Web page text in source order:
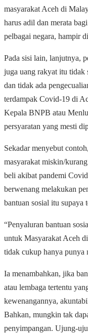
masyarakat Aceh di
harus adil dan merata
pelbagai negara, hampir
Pada sisi lain, lanjutnya,
juga uang rakyat itu tidak
dan tidak ada
terdampak Covid-19 di
Kepala BNPB atau
persyaratan yang mesti
Sekadar menyebut
masyarakat miskin/
beli akibat pandemi
berwenang melakukan
bantuan sosial itu supaya
“Penyaluran bantuan
untuk Masyarakat Aceh
tidak cukup hanya punya
Ia menambahkan, jika
atau lembaga tertentu
kewenangannya,
Bahkan, mungkin tak
penyimpangan. Ujung-